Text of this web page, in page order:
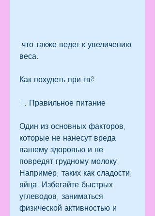
веса.
Как похудеть при гв?
1. Правильное питание
Один из основных факторов,
которые не нанесут вреда
вашему здоровью и не
повредят грудному молоку.
Например, таких как сладости,
яйца. Избегайте быстрых
углеводов, заниматься
физической активностью и